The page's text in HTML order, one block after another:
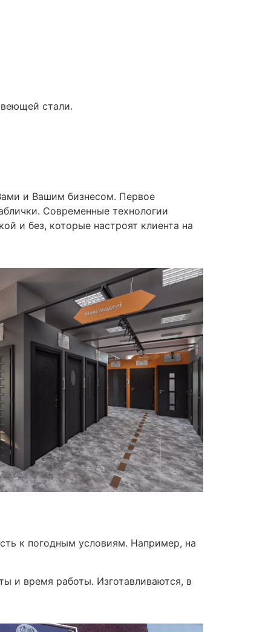
стали.
и Вашим бизнесом. Первое
Современные технологии
и без, которые настроят клиента на
к погодным условиям. Например, на
и время работы. Изготавливаются, в